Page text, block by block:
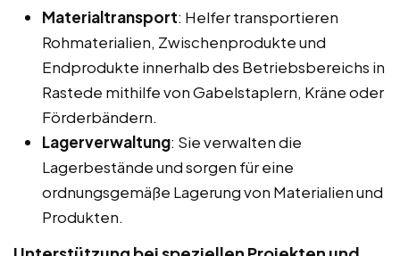
Materialtransport: Helfer transportieren
Rohmaterialien, Zwischenprodukte und
Endprodukte innerhalb des Betriebsbereichs in
Rastede mithilfe von Gabelstaplern, Kräne oder
Förderbändern.
Lagerverwaltung: Sie verwalten die
Lagerbestände und sorgen für eine
ordnungsgemäße Lagerung von Materialien und
Produkten.